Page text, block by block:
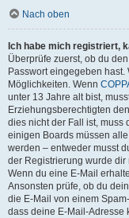
Nach oben
Ich habe mich registriert,
Überprüfe zuerst, ob du
Passwort eingegeben
Möglichkeiten. Wenn
unter 13 Jahre alt bist,
Erziehungsberechtigten
dies nicht der Fall ist, muss
einigen Boards müssen
werden – entweder musst
der Registrierung wurde dir
Wenn du eine E-Mail
Ansonsten prüfe, ob du
die E-Mail von einem
dass deine E-Mail-Adresse